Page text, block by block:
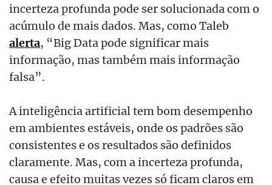
incerteza profunda pode ser solucionada com o
acúmulo de mais dados. Mas, como Taleb
alerta, “Big Data pode significar mais
informação, mas também mais informação
falsa”.
A inteligência artificial tem bom desempenho
em ambientes estáveis, onde os padrões são
consistentes e os resultados são definidos
claramente. Mas, com a incerteza profunda,
causa e efeito muitas vezes só ficam claros em